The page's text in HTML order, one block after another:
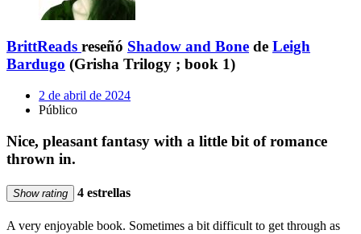
BrittReads reseñó Shadow and Bone de Leigh
Bardugo (Grisha Trilogy ; book 1)
2 de abril de 2024
Público
Nice, pleasant fantasy with a little bit of romance
thrown in.
Show rating 4 estrellas
A very enjoyable book. Sometimes a bit difficult to get through as